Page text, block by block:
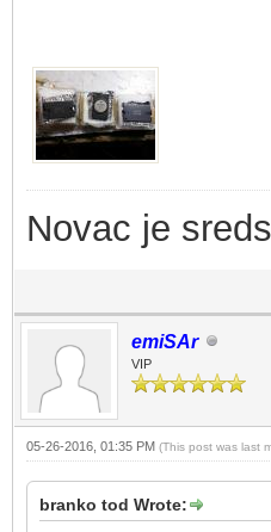
Novac je
emiSAr
VIP
05-26-2016, 01:35 PM (This post was last
branko tod Wrote: